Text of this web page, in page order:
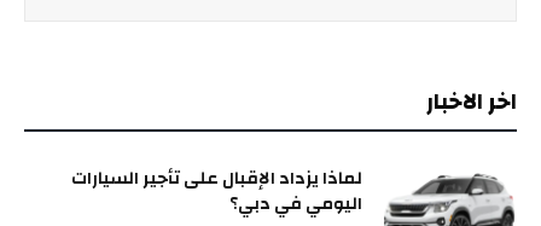
اخر الاخبار
لماذا يزداد الإقبال على تأجير السيارات
اليومي في دبي؟